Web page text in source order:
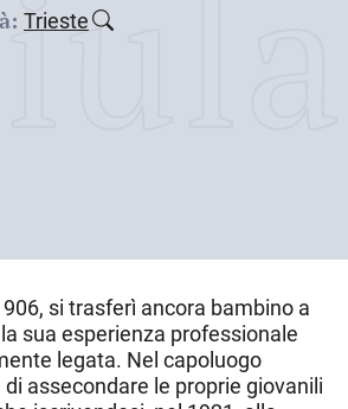
Trieste
, si trasferì ancora bambino a
sua esperienza professionale
legata. Nel capoluogo
assecondare le proprie giovanili